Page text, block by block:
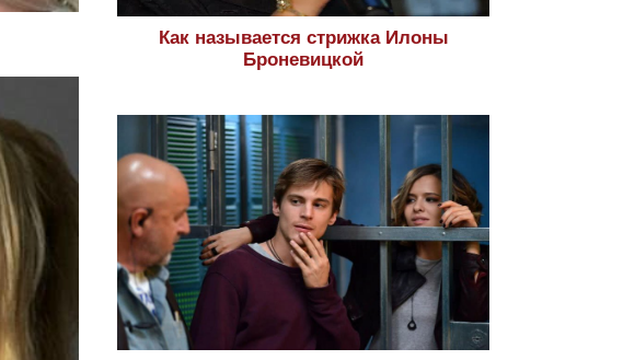
Как называется стрижка Илоны
Броневицкой